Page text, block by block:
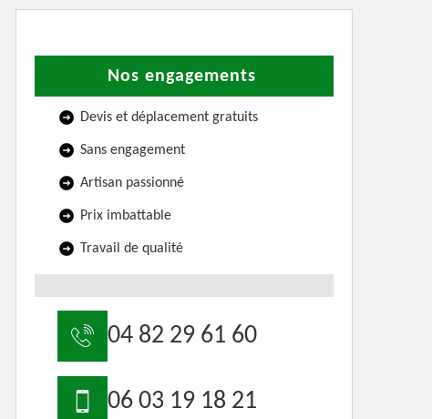
Nos engagements
Devis et déplacement gratuits
Sans engagement
Artisan passionné
Prix imbattable
Travail de qualité
04 82 29 61 60
06 03 19 18 21